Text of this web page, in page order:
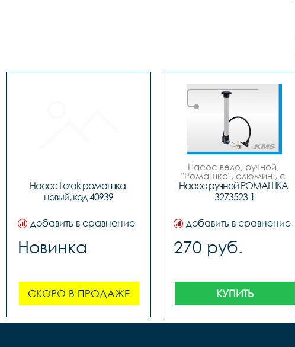
Насос Lorak ромашка
новый, код 40939
добавить в сравнение
Новинка
СКОРО В ПРОДАЖЕ
Насос вело, ручной,
"Ромашка", алюмин., с
обратным толстым
штоком, шланг с
наконечником
Насос ручной РОМАШКА
3273523-1
добавить в сравнение
270 руб.
КУПИТЬ